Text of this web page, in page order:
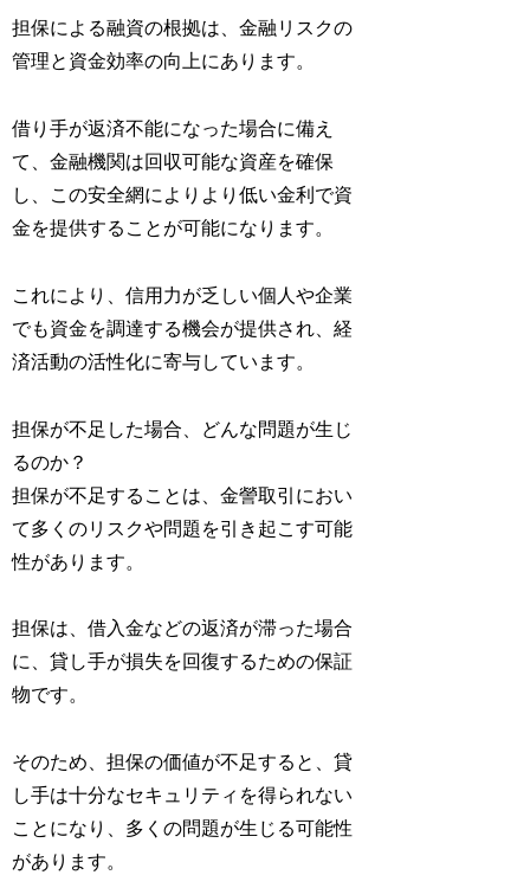
担保による融資の根拠は、金融リスクの
管理と資金効率の向上にあります。
借り手が返済不能になった場合に備え
て、金融機関は回収可能な資産を確保
し、この安全網によりより低い金利で資
金を提供することが可能になります。
これにより、信用力が乏しい個人や企業
でも資金を調達する機会が提供され、経
済活動の活性化に寄与しています。
担保が不足した場合、どんな問題が生じ
るのか？
担保が不足することは、金謍取引におい
て多くのリスクや問題を引き起こす可能
性があります。
担保は、借入金などの返済が滞った場合
に、貸し手が損失を回復するための保証
物です。
そのため、担保の価値が不足すると、貸
し手は十分なセキュリティを得られない
ことになり、多くの問題が生じる可能性
があります。